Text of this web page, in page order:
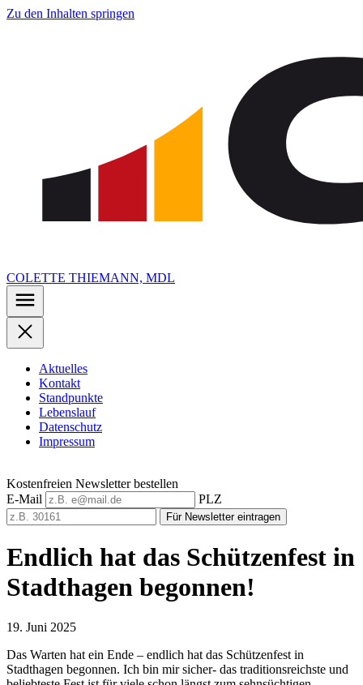
Zu den Inhalten springen
COLETTE THIEMANN, MDL
Aktuelles
Kontakt
Standpunkte
Lebenslauf
Datenschutz
Impressum
Kostenfreien Newsletter bestellen
E-Mail
PLZ
Für Newsletter eintragen
Endlich hat das Schützenfest in
Stadthagen begonnen!
19. Juni 2025
Das Warten hat ein Ende – endlich hat das Schützenfest in
Stadthagen begonnen. Ich bin mir sicher- das traditionsreichste und